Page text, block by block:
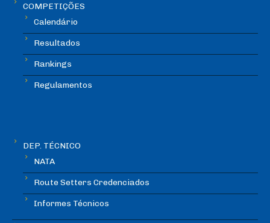
COMPETIÇÕES
Calendário
Resultados
Rankings
Regulamentos
DEP. TÉCNICO
NATA
Route Setters Credenciados
Informes Técnicos